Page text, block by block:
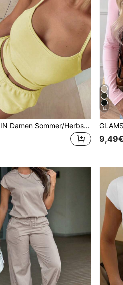
GLAMSKIN Damen Sommer/Herbst Basic 2-teiliges Set, Spaghetti-Träger Tanktop und Shorts mit Kordelzug Gelb Elegant
14
9,49€